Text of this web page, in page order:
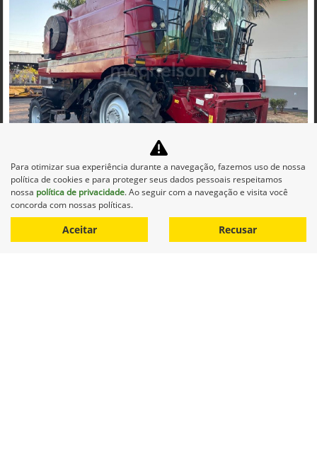
mp
arti
lhe
CASE
CASE COLHEITADEIRA 2688 2014 DIESEL 1P AUTOMATICO
Maqnelson Agrícola Uberlândia
Ver Mais 11 lojas
Para otimizar sua experiência durante a navegação, fazemos uso de nossa
política de cookies e para proteger seus dados pessoais respeitamos
nossa política de privacidade. Ao seguir com a navegação e visita você
concorda com nossas políticas.
Aceitar Recusar